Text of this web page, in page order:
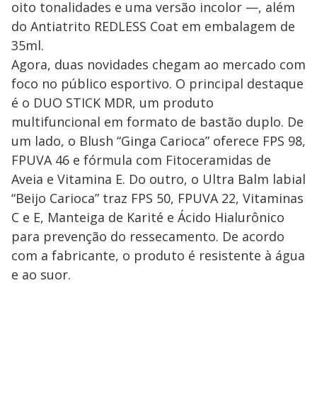
oito tonalidades e uma versão incolor —, além
do Antiatrito REDLESS Coat em embalagem de
35ml.
Agora, duas novidades chegam ao mercado com
foco no público esportivo. O principal destaque
é o DUO STICK MDR, um produto
multifuncional em formato de bastão duplo. De
um lado, o Blush “Ginga Carioca” oferece FPS 98,
FPUVA 46 e fórmula com Fitoceramidas de
Aveia e Vitamina E. Do outro, o Ultra Balm labial
“Beijo Carioca” traz FPS 50, FPUVA 22, Vitaminas
C e E, Manteiga de Karité e Ácido Hialurônico
para prevenção do ressecamento. De acordo
com a fabricante, o produto é resistente à água
e ao suor.